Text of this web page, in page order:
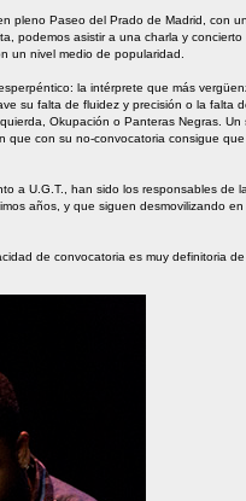
pleno Paseo del Prado de Madrid, con
podemos asistir a una charla y concierto
un nivel medio de popularidad.
la intérprete que más
su falta de fluidez y precisión o la falta
Okupación o Panteras Negras. Un
que con su no-convocatoria consigue
a U.G.T., han sido los responsables de la
años, y que siguen desmovilizando en
de convocatoria es muy definitoria de